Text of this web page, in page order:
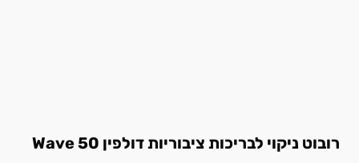
רובוט ניקוי לבריכות ציבוריות דולפין Wave 50